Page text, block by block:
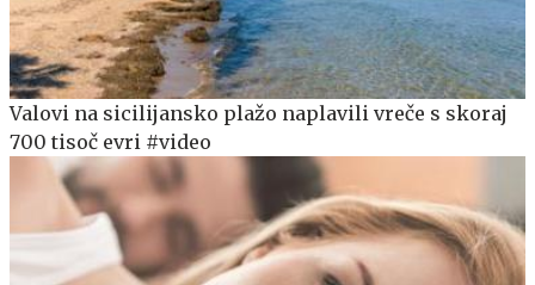
Valovi na sicilijansko plažo naplavili vreče s skoraj
700 tisoč evri #video